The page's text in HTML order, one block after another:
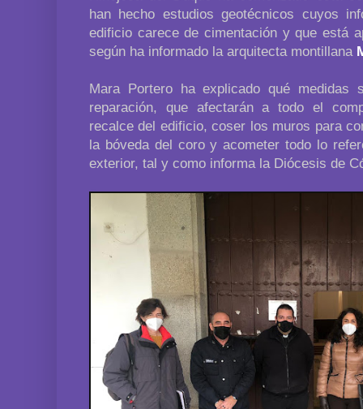
han hecho estudios geotécnicos cuyos
edificio carece de cimentación y que está
según ha informado la arquitecta montillana
Mara Portero ha explicado qué
reparación, que afectarán a todo el
recalce del edificio, coser los muros para
la bóveda del coro y acometer todo lo
exterior, tal y como informa la Diócesis de